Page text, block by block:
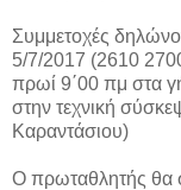
Συμμετοχές
5/7/2017 (2610
πρωί 9΄00 πμ στα
στην τεχνική
Καραντάσιου)
Ο πρωταθλητής θα